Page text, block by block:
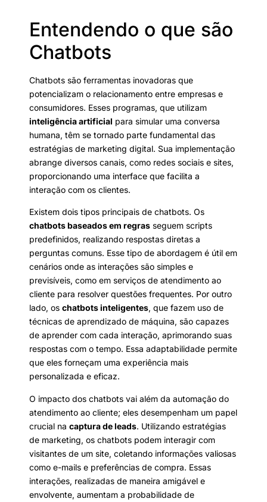
Entendendo o que são
Chatbots
Chatbots são ferramentas inovadoras que
potencializam o relacionamento entre empresas e
consumidores. Esses programas, que utilizam
inteligência artificial para simular uma conversa
humana, têm se tornado parte fundamental das
estratégias de marketing digital. Sua implementação
abrange diversos canais, como redes sociais e sites,
proporcionando uma interface que facilita a
interação com os clientes.
Existem dois tipos principais de chatbots. Os
chatbots baseados em regras seguem scripts
predefinidos, realizando respostas diretas a
perguntas comuns. Esse tipo de abordagem é útil em
cenários onde as interações são simples e
previsíveis, como em serviços de atendimento ao
cliente para resolver questões frequentes. Por outro
lado, os chatbots inteligentes, que fazem uso de
técnicas de aprendizado de máquina, são capazes
de aprender com cada interação, aprimorando suas
respostas com o tempo. Essa adaptabilidade permite
que eles forneçam uma experiência mais
personalizada e eficaz.
O impacto dos chatbots vai além da automação do
atendimento ao cliente; eles desempenham um papel
crucial na captura de leads. Utilizando estratégias
de marketing, os chatbots podem interagir com
visitantes de um site, coletando informações valiosas
como e-mails e preferências de compra. Essas
interações, realizadas de maneira amigável e
envolvente, aumentam a probabilidade de